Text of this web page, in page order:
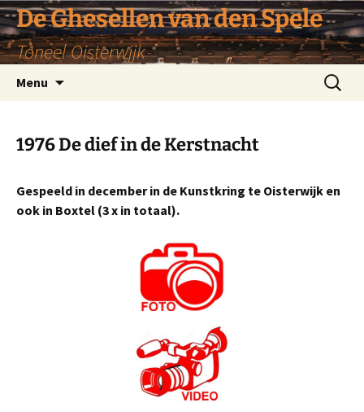
De Ghesellen van den Spele
Toneel Oisterwijk
Menu
inhoud
Zoeken
naar:
1976 De dief in de Kerstnacht
Gespeeld in december in de Kunstkring te Oisterwijk en
ook in Boxtel (3 x in totaal).